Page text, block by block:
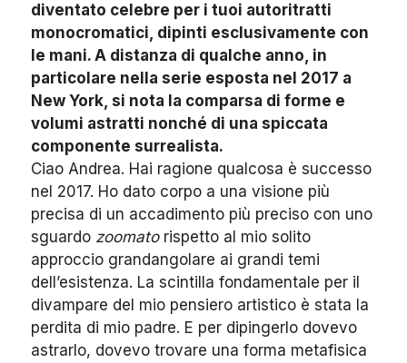
diventato celebre per i tuoi autoritratti
monocromatici, dipinti esclusivamente con
le mani. A distanza di qualche anno, in
particolare nella serie esposta nel 2017 a
New York, si nota la comparsa di forme e
volumi astratti nonché di una spiccata
componente surrealista.
Ciao Andrea. Hai ragione qualcosa è successo
nel 2017. Ho dato corpo a una visione più
precisa di un accadimento più preciso con uno
sguardo zoomatorispetto al mio solito
approccio grandangolare ai grandi temi
dell’esistenza. La scintilla fondamentale per il
divampare del mio pensiero artistico è stata la
perdita di mio padre. E per dipingerlo dovevo
astrarlo, dovevo trovare una forma metafisica